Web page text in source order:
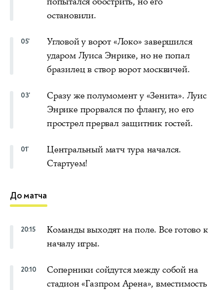
остановили.
05'
Угловой у ворот «Локо» завершился
ударом Луиса Энрике, но не попал
бразилец в створ ворот москвичей.
03'
Сразу же полумомент у «Зенита». Луис
Энрике прорвался по флангу, но его
прострел прервал защитник гостей.
01'
Центральный матч тура начался.
Стартуем!
До матча
20:15
Команды выходят на поле. Все готово к
началу игры.
20:10
Соперники сойдутся между собой на
стадион «Газпром Арена», вместимость